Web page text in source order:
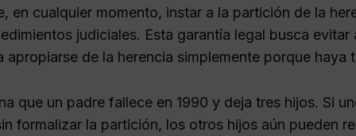
en cualquier momento, instar a la partición de la
judiciales. Esta garantía legal busca
apropiarse de la herencia simplemente porque haya
que un padre fallece en 1990 y deja tres hijos. Si
formalizar la partición, los otros hijos aún pueden